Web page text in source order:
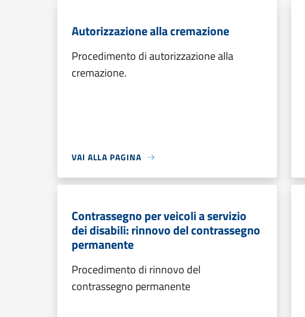
Autorizzazione alla cremazione
Procedimento di autorizzazione alla
cremazione.
VAI ALLA PAGINA
Contrassegno per veicoli a servizio
dei disabili: rinnovo del contrassegno
permanente
Procedimento di rinnovo del
contrassegno permanente